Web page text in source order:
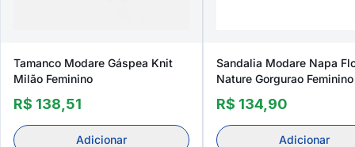
Tamanco Modare Gáspea Knit
Milão Feminino
R$ 138,51
Adicionar
Sandalia Modare Napa
Nature Gorgurao Feminino
R$ 134,90
Adicionar